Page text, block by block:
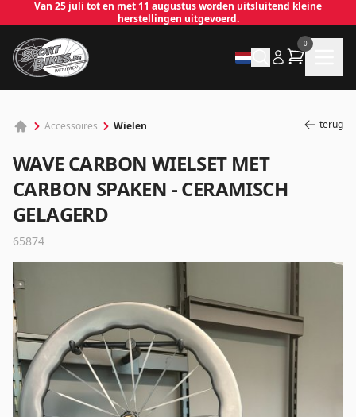
Van 25 juli tot en met 11 augustus worden uitsluitend kleine
herstellingen uitgevoerd.
0
Accessoires Wielen terug
WAVE CARBON WIELSET MET
CARBON SPAKEN - CERAMISCH
GELAGERD
65874
✕
Inloggen
Emailadres*